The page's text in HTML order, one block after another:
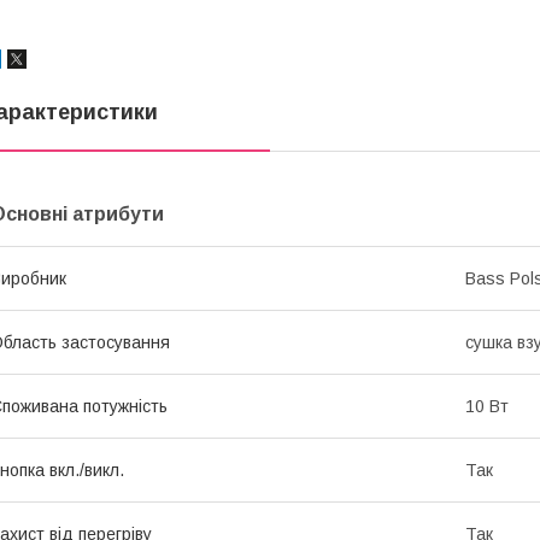
атрибути
Bass
застосування сушка
потужність 10 Вт
вкл./викл. Так
від перегріву Так